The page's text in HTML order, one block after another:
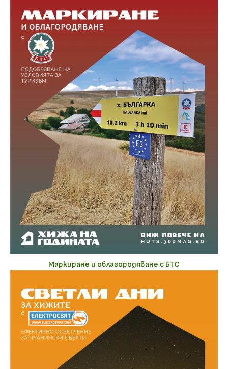
Маркиране и облагородяване с БТС